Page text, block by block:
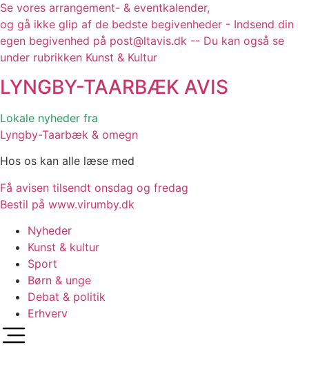
Se vores arrangement- & eventkalender,
og gå ikke glip af de bedste begivenheder - Indsend din
egen begivenhed på post@ltavis.dk -- Du kan også se
under rubrikken Kunst & Kultur
LYNGBY-TAARBÆK AVIS
Lokale nyheder fra
Lyngby-Taarbæk & omegn
Hos os kan alle læse med
Få avisen tilsendt onsdag og fredag
Bestil på www.virumby.dk
Nyheder
Kunst & kultur
Sport
Børn & unge
Debat & politik
Erhverv